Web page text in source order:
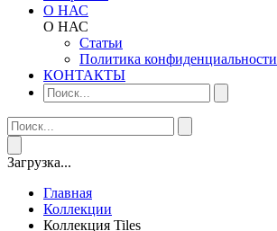
О НАС
О НАС
Статьи
Политика конфиденциальности
КОНТАКТЫ
Загрузка...
Главная
Коллекции
Коллекция Tiles